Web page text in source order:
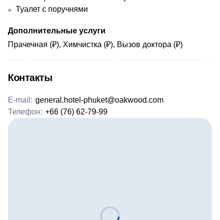
Туалет с поручнями
Дополнительные услуги
Прачечная (₽), Химчистка (₽), Вызов доктора (₽)
Контакты
E-mail: general.hotel-phuket@oakwood.com
Телефон: +66 (76) 62-79-99